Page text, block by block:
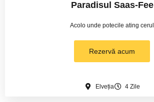
Paradisul Saas-Fee
Acolo unde potecile ating cerul
Rezervă acum
Elveția 4 Zile